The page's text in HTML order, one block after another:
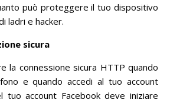
può proteggere il tuo dispositivo
ladri e hacker.
sicura
la connessione sicura HTTP quando
e quando accedi al tuo account
tuo account Facebook deve iniziare